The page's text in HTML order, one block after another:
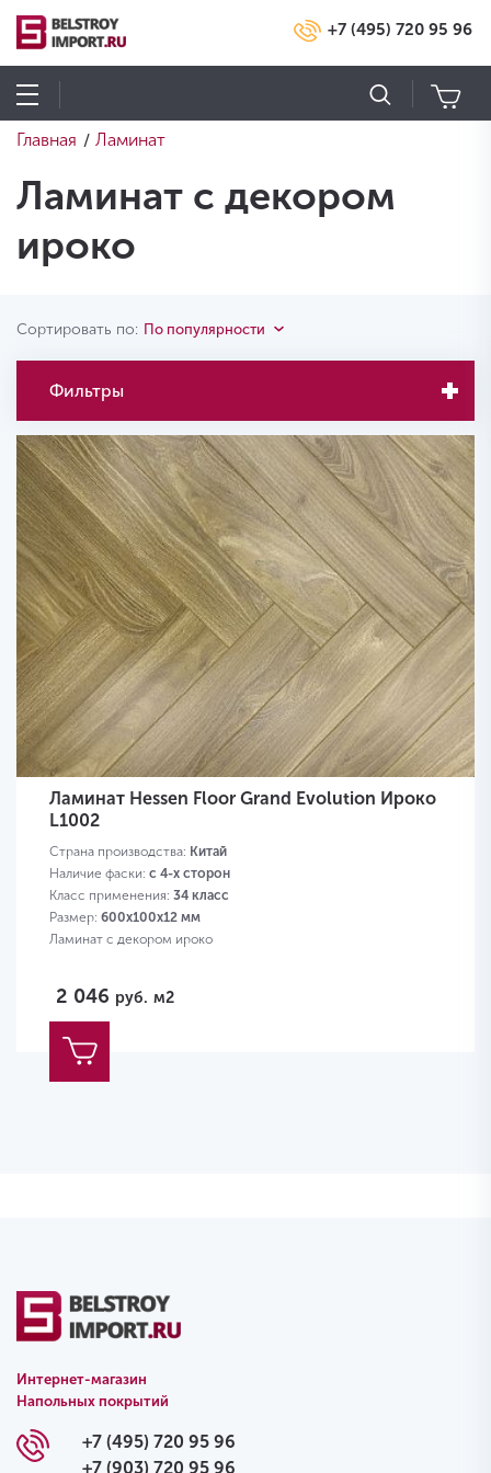
+7 (495) 720 95 96
Главная / Ламинат
Ламинат с декором
ироко
Сортировать по: По популярности
Фильтры
Ламинат Hessen Floor Grand Evolution Ироко
L1002
Страна производства: Китай
Наличие фаски: с 4-х сторон
Класс применения: 34 класс
Размер: 600х100х12 мм
Ламинат с декором ироко
2 046 руб. м2
Интернет-магазин
Напольных покрытий
+7 (495) 720 95 96
+7 (903) 720 95 96